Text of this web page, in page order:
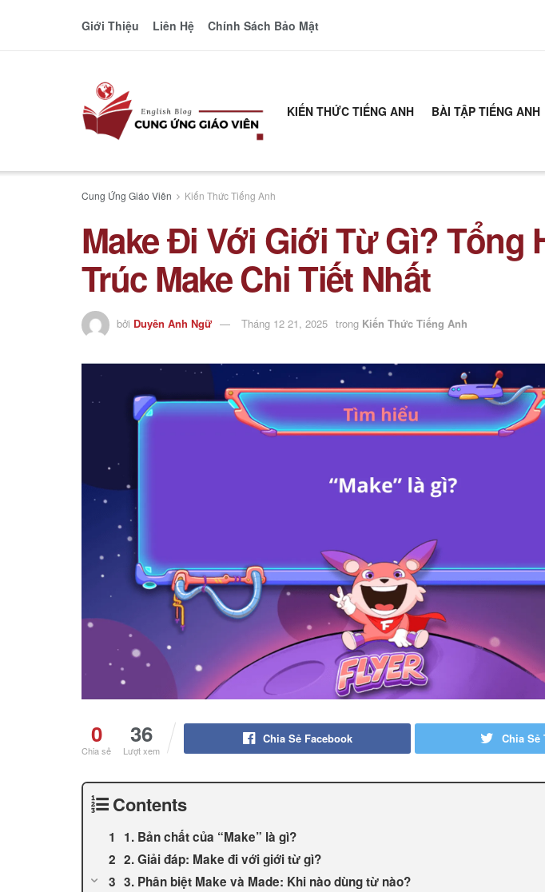
Giới Thiệu Liên Hệ Chính Sách Bảo Mật
KIẾN THỨC TIẾNG ANH BÀI TẬP TIẾNG ANH
Cung Ứng Giáo Viên Kiến Thức Tiếng Anh
Make Đi Với Giới Từ Gì? Tổng
Trúc Make Chi Tiết Nhất
bởi Duyên Anh Ngữ Tháng 12 21, 2025 trong Kiến Thức Tiếng Anh
0
Chia sẻ
36
Lượt xem
Chia Sẻ Facebook Chia Sẻ
Contents
1. Bản chất của “Make” là gì?
2. Giải đáp: Make đi với giới từ gì?
3. Phân biệt Make và Made: Khi nào dùng từ nào?